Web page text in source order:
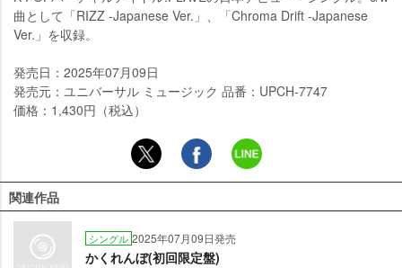
曲として「RIZZ -Japanese Ver.」、「Chroma Drift -Japanese
Ver.」を収録。
発売日：2025年07月09日
発売元：ユニバーサル ミュージック 品番：UPCH-7747
価格：1,430円（税込）
関連作品
シングル 2025年07月09日発売
かくれんぼ(初回限定盤)